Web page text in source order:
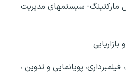
مارکتینگ- سیستمهای مدیریت
پویانمایی و تدوین ،